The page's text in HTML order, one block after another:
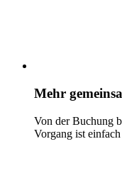
Mehr
Von der Buchung
Vorgang ist